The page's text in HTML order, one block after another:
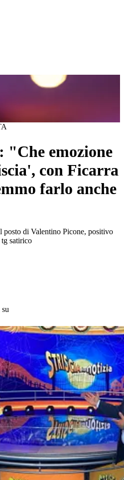
"Che emozione
con Ficarra
farlo anche
posto di Valentino Picone, positivo
satirico